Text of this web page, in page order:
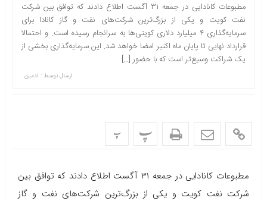
مطبوعات کانادایی در جمعه ۳۱ آگست اطلاع دادند که توافق بین شرکت
نفت کویت و یکی از بزرگ‌ترین شرکت‌های نفت و گاز کانادا برای
سرمایه‌گذاری ۴ میلیارد دلاری کویتی‌ها به سرانجام رسیده است. و احتمالا
قرارداد نهایی تا پایان ماه اکتبر امضا خواهد شد. این سرمایه‌گذاری بخشی از
یک شراکت وسیع‌تر است که با حضور […]
ارسال توسط : ادمین
پ پ
مطبوعات کانادایی در جمعه ۳۱ آگست اطلاع دادند که توافق بین
شرکت نفت کویت و یکی از بزرگ‌ترین شرکت‌های نفت و گاز